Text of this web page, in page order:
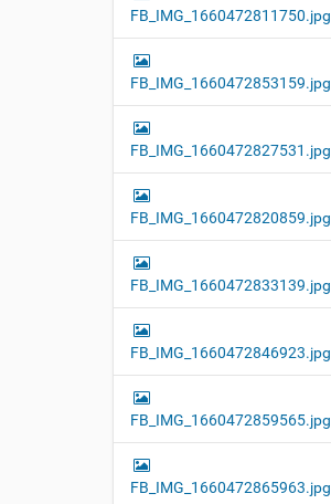
FB_IMG_1660472811750.jpg
FB_IMG_1660472853159.jpg
FB_IMG_1660472827531.jpg
FB_IMG_1660472820859.jpg
FB_IMG_1660472833139.jpg
FB_IMG_1660472846923.jpg
FB_IMG_1660472859565.jpg
FB_IMG_1660472865963.jpg